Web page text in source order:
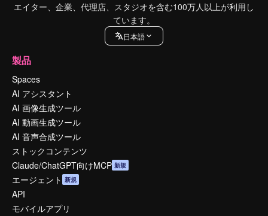
エイター、企業、代理店、スタジオを含む100万人以上が利用し
ています。
日本語
製品
Spaces
AI アシスタント
AI 画像生成ツール
AI 動画生成ツール
AI 音声合成ツール
ストックコンテンツ
Claude/ChatGPT向けMCP 新規
エージェント 新規
API
モバイルアプリ